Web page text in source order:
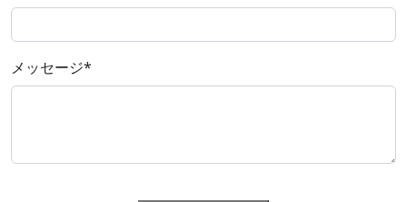
メッセージ*